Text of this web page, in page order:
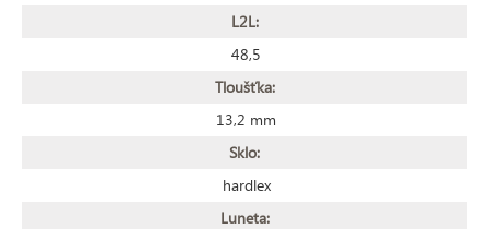
L2L:
48,5
Tloušťka:
13,2 mm
Sklo:
hardlex
Luneta: